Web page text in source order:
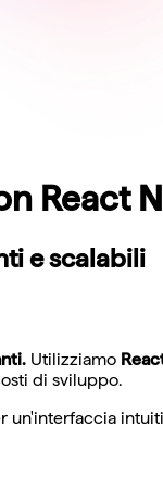
React
e scalabili
Utilizziamo
di sviluppo.